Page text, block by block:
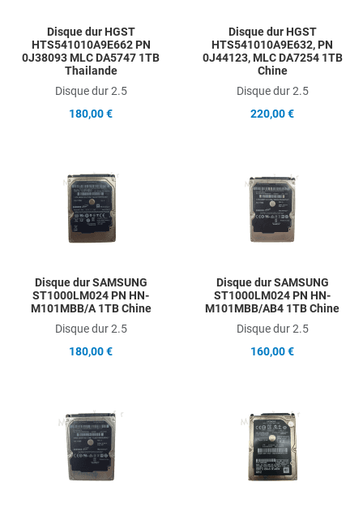
Disque dur HGST
HTS541010A9E662 PN
0J38093 MLC DA5747 1TB
Thailande
Disque dur 2.5
180,00 €
Disque dur HGST
HTS541010A9E632, PN
0J44123, MLC DA7254 1TB
Chine
Disque dur 2.5
220,00 €
Add to Compare
Disque dur SAMSUNG
ST1000LM024 PN HN-
M101MBB/A 1TB Chine
Disque dur 2.5
180,00 €
Disque dur SAMSUNG
ST1000LM024 PN HN-
M101MBB/AB4 1TB Chine
Disque dur 2.5
160,00 €
Add to Compare